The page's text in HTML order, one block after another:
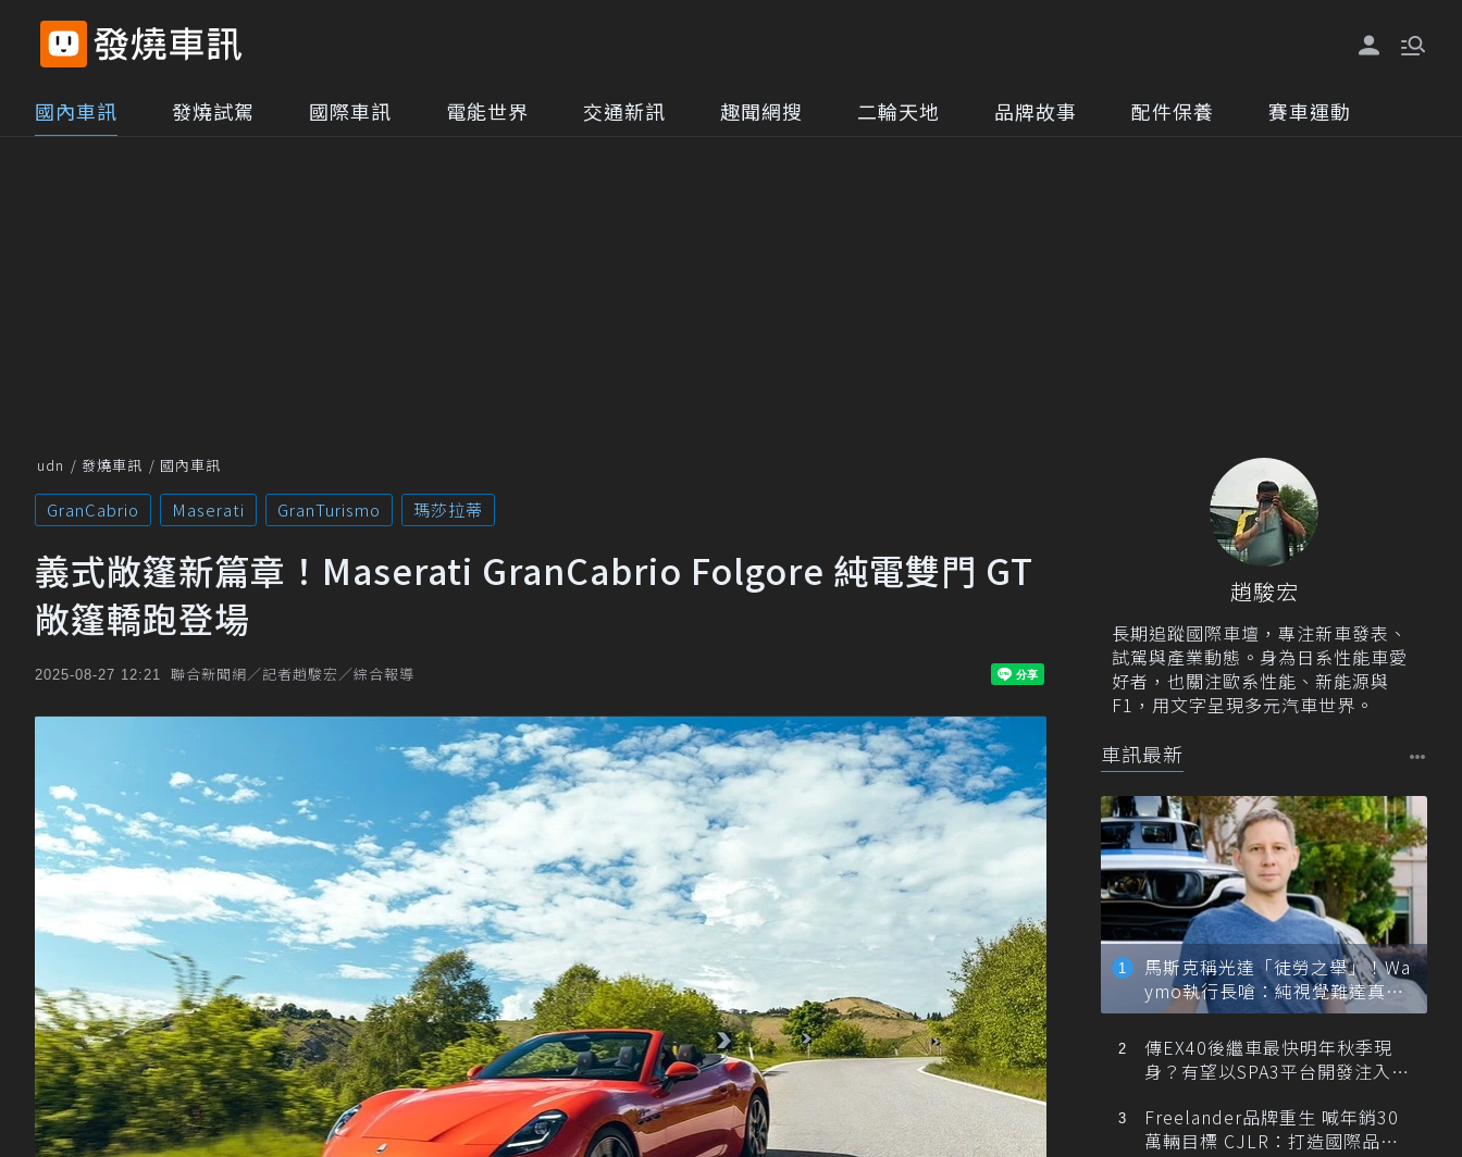
國內車訊 發燒試駕 國際車訊 電能世界 交通新訊 趣聞網搜 二輪天地 品牌故事 配件保養 賽車運動
udn 發燒車訊 國內車訊
GranCabrio Maserati GranTurismo 瑪莎拉蒂
義式敞篷新篇章！Maserati GranCabrio Folgore 純電雙門 GT
敞篷轎跑登場
2025-08-27 12:21 聯合新聞網／記者趙駿宏／綜合報導
趙駿宏
長期追蹤國際車壇，專注新車發表、
試駕與產業動態。身為日系性能車愛
好者，也關注歐系性能、新能源與
F1，用文字呈現多元汽車世界。
車訊最新
馬斯克稱光達「徒勞之舉」！Wa
ymo執行長嗆：純視覺難達真正
自動駕駛
傳EX40後繼車最快明年秋季現
身？有望以SPA3平台開發注入80
Freelander品牌重生 喊年銷30
萬輛目標 CJLR：打造國際品牌